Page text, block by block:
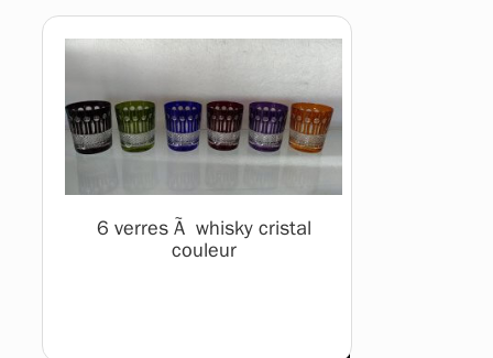
6 verres Ã whisky cristal
couleur